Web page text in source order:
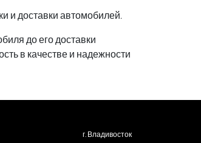
и доставки автомобилей.
до его доставки
в качестве и надежности
г. Владивосток